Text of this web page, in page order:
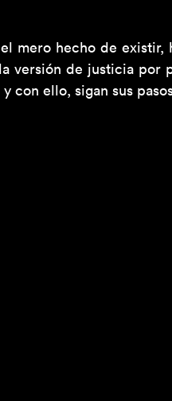
mero hecho de existir,
versión de justicia por
con ello, sigan sus